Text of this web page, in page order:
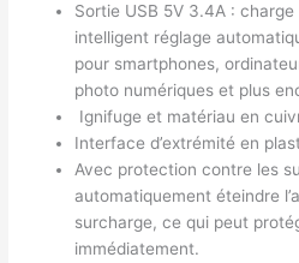
Sortie USB 5V 3.4A :
intelligent réglage
pour smartphones,
photo numériques et plus
Ignifuge et matériau en
Interface d’extrémité en
Avec protection contre les
automatiquement éteindre
surcharge, ce qui peut
immédiatement.